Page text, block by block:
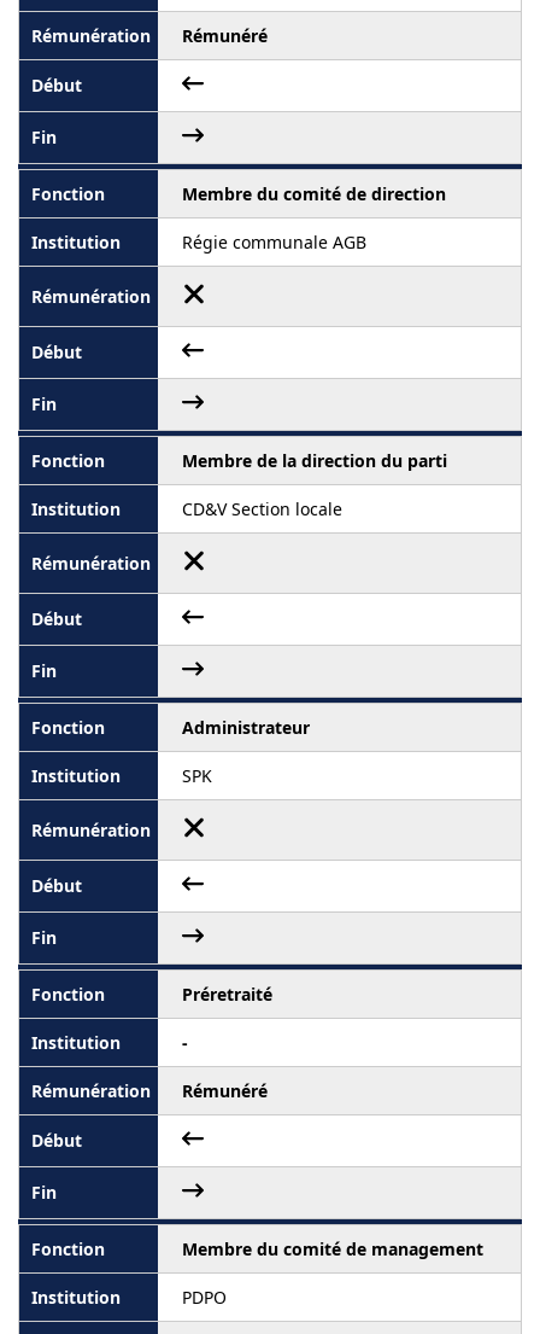
Rémunéré
Membre du comité de direction
Régie communale AGB
Membre de la direction du parti
CD&V Section locale
Administrateur
SPK
Préretraité
-
Rémunéré
Membre du comité de management
PDPO